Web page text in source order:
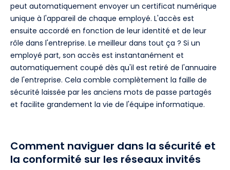
peut automatiquement envoyer un certificat numérique
unique à l'appareil de chaque employé. L'accès est
ensuite accordé en fonction de leur identité et de leur
rôle dans l'entreprise. Le meilleur dans tout ça ? Si un
employé part, son accès est instantanément et
automatiquement coupé dès qu'il est retiré de l'annuaire
de l'entreprise. Cela comble complètement la faille de
sécurité laissée par les anciens mots de passe partagés
et facilite grandement la vie de l'équipe informatique.
Comment naviguer dans la sécurité et
la conformité sur les réseaux invités